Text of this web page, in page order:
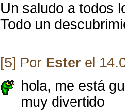
Un saludo a todos
Todo un
[5] Por Ester el
hola, me está
muy divertido